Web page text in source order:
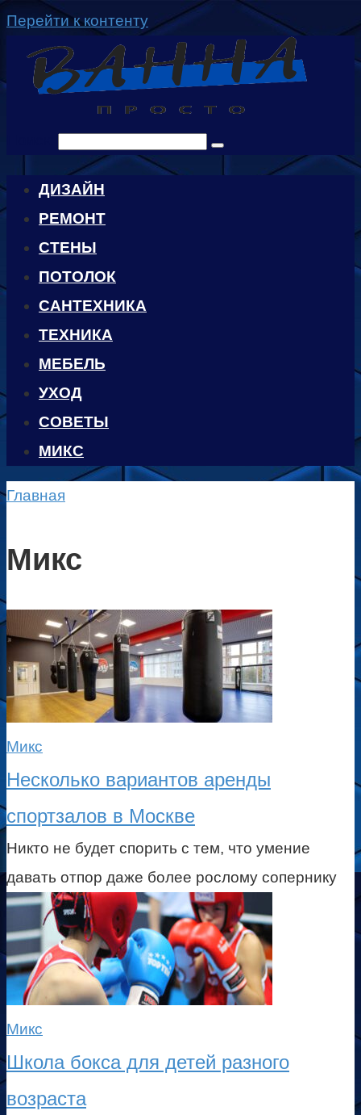
Перейти к контенту
ДИЗАЙН
РЕМОНТ
СТЕНЫ
ПОТОЛОК
САНТЕХНИКА
ТЕХНИКА
МЕБЕЛЬ
УХОД
CОВЕТЫ
МИКС
Главная
Микс
Микс
Несколько вариантов аренды
спортзалов в Москве
Никто не будет спорить с тем, что умение
давать отпор даже более рослому сопернику
Микс
Школа бокса для детей разного
возраста